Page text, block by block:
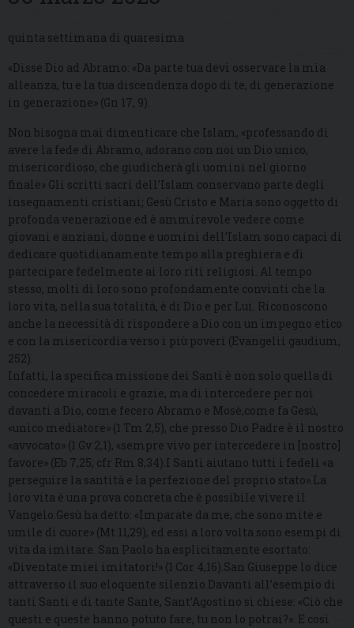
quinta settimana di quaresima
«Disse Dio ad Abramo: «Da parte tua devi osservare la mia
alleanza, tu e la tua discendenza dopo di te, di generazione
in generazione» (Gn 17, 9).
Non bisogna mai dimenticare che Islam, «professando di
avere la fede di Abramo, adorano con noi un Dio unico,
misericordioso, che giudicherà gli uomini nel giorno
finale» Gli scritti sacri dell’Islam conservano parte degli
insegnamenti cristiani; Gesù Cristo e Maria sono oggetto di
profonda venerazione ed è ammirevole vedere come
giovani e anziani, donne e uomini dell’Islam sono capaci di
dedicare quotidianamente tempo alla preghiera e di
partecipare fedelmente ai loro riti religiosi. Al tempo
stesso, molti di loro sono profondamente convinti che la
loro vita, nella sua totalità, è di Dio e per Lui. Riconoscono
anche la necessità di rispondere a Dio con un impegno etico
e con la misericordia verso i più poveri (Evangelii gaudium,
252).
Infatti, la specifica missione dei Santi è non solo quella di
concedere miracoli e grazie, ma di intercedere per noi
davanti a Dio, come fecero Abramo e Mosè,come fa Gesù,
«unico mediatore» (1 Tm 2,5), che presso Dio Padre è il nostro
«avvocato» (1 Gv 2,1), «sempre vivo per intercedere in [nostro]
favore» (Eb 7,25; cfr Rm 8,34).I Santi aiutano tutti i fedeli «a
perseguire la santità e la perfezione del proprio stato».La
loro vita è una prova concreta che è possibile vivere il
Vangelo.Gesù ha detto: «Imparate da me, che sono mite e
umile di cuore» (Mt 11,29), ed essi a loro volta sono esempi di
vita da imitare. San Paolo ha esplicitamente esortato:
«Diventate miei imitatori!» (1 Cor 4,16).San Giuseppe lo dice
attraverso il suo eloquente silenzio.Davanti all’esempio di
tanti Santi e di tante Sante, Sant’Agostino si chiese: «Ciò che
questi e queste hanno potuto fare, tu non lo potrai?». E così